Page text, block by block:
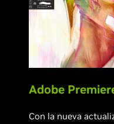
Adobe
Con la nueva